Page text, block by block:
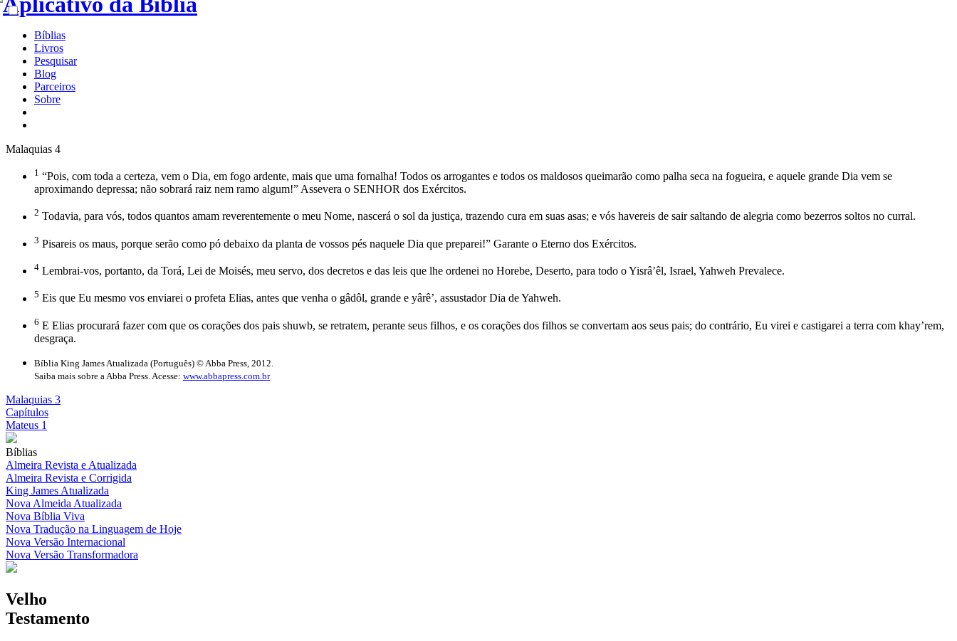
Bíblias
Livros
Pesquisar
Blog
Parceiros
Sobre
Malaquias 4
1 “Pois, com toda a certeza, vem o Dia, em fogo ardente, mais que uma fornalha! Todos os arrogantes e todos os maldosos queimarão como palha seca na fogueira, e aquele grande Dia vem se
aproximando depressa; não sobrará raiz nem ramo algum!” Assevera o SENHOR dos Exércitos.
2 Todavia, para vós, todos quantos amam reverentemente o meu Nome, nascerá o sol da justiça, trazendo cura em suas asas; e vós havereis de sair saltando de alegria como bezerros soltos no curral.
3 Pisareis os maus, porque serão como pó debaixo da planta de vossos pés naquele Dia que preparei!” Garante o Eterno dos Exércitos.
4 Lembrai-vos, portanto, da Torá, Lei de Moisés, meu servo, dos decretos e das leis que lhe ordenei no Horebe, Deserto, para todo o Yisrâ’êl, Israel, Yahweh Prevalece.
5 Eis que Eu mesmo vos enviarei o profeta Elias, antes que venha o gâdôl, grande e yârê’, assustador Dia de Yahweh.
6 E Elias procurará fazer com que os corações dos pais shuwb, se retratem, perante seus filhos, e os corações dos filhos se convertam aos seus pais; do contrário, Eu virei e castigarei a terra com khay’rem,
desgraça.
Bíblia King James Atualizada (Português) © Abba Press, 2012.
Saiba mais sobre a Abba Press. Acesse: www.abbapress.com.br
Malaquias 3
Capítulos
Mateus 1
Bíblias
Almeira Revista e Atualizada
Almeira Revista e Corrigida
King James Atualizada
Nova Almeida Atualizada
Nova Bíblia Viva
Nova Tradução na Linguagem de Hoje
Nova Versão Internacional
Nova Versão Transformadora
Velho
Testamento